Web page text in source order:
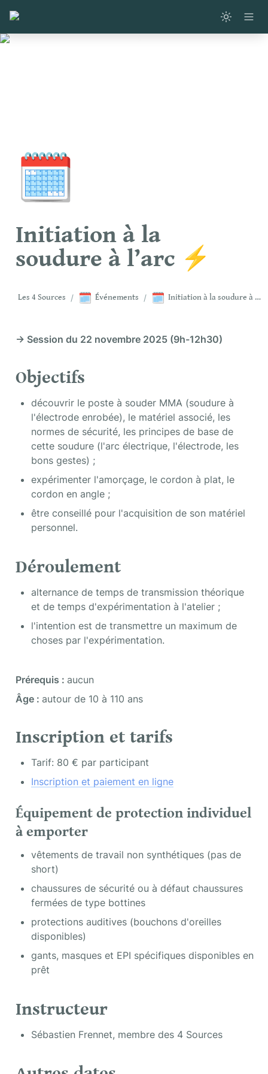
🗓️
Initiation à la
soudure à l’arc ⚡
Les 4 Sources / 🗓️ Événements / 🗓️ Initiation à la soudure à l’arc ⚡
→ Session du 22 novembre 2025 (9h-12h30)
Objectifs
découvrir le poste à souder MMA (soudure à
l'électrode enrobée), le matériel associé, les
normes de sécurité, les principes de base de
cette soudure (l'arc électrique, l'électrode, les
bons gestes) ;
expérimenter l'amorçage, le cordon à plat, le
cordon en angle ;
être conseillé pour l'acquisition de son matériel
personnel.
Déroulement
alternance de temps de transmission théorique
et de temps d'expérimentation à l'atelier ;
l'intention est de transmettre un maximum de
choses par l'expérimentation.
Prérequis : aucun
Âge : autour de 10 à 110 ans
Inscription et tarifs
Tarif: 80 € par participant
Inscription et paiement en ligne
Équipement de protection individuel
à emporter
vêtements de travail non synthétiques (pas de
short)
chaussures de sécurité ou à défaut chaussures
fermées de type bottines
protections auditives (bouchons d'oreilles
disponibles)
gants, masques et EPI spécifiques disponibles en
prêt
Instructeur
Sébastien Frennet, membre des 4 Sources